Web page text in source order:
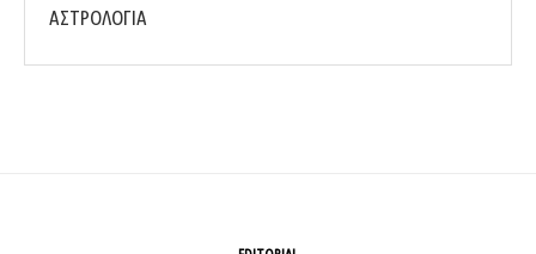
ΑΣΤΡΟΛΟΓΙΑ